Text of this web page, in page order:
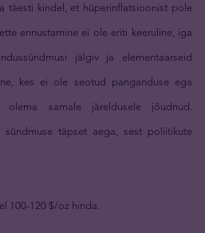
täesti kindel, et hüperinflatsioonist pole
ennustamine ei ole eriti keeruline, iga
jälgiv ja elementaarseid
kes ei ole seotud panganduse ega
olema samale järeldusele jõudnud.
sündmuse täpset aega, sest poliitikute
100-120 $/oz hinda.